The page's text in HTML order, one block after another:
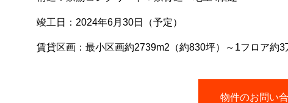
竣工日：2024年6月30日（予定）
賃貸区画：最小区画約2739m2（約830坪）～1フロア約3
物件のお問い